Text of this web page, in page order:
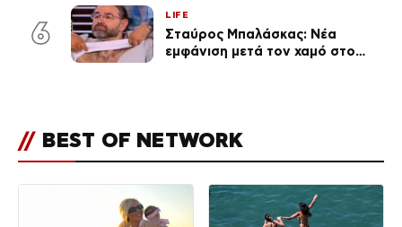
ποια είσαι σοκαρίστικα»
6
LIFE
Σταύρος Μπαλάσκας: Νέα
εμφάνιση μετά τον χαμό στο
// BEST OF NETWORK